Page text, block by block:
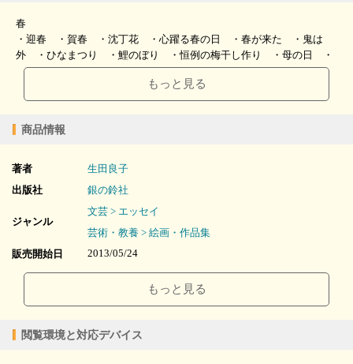
春
・迎春 ・賀春 ・沈丁花 ・心躍る春の日 ・春が来た ・鬼は
外 ・ひなまつり ・鯉のぼり ・恒例の梅干し作り ・母の日 ・
玉ねぎ/ふるさとの香り ・赤かぶ ・にんにくの芽 ・ラディッシ
ュ ・ピーマン/カブ ・やっと芽が出た ・タンポポ ・心はいつも
育ちざかり/お誕生日
夏
わ） ・あじさい（うちわ） ・生甲斐/ホールインワン ・カランカ
ユ） ・暑中見舞い（とうもろこし） ・暑中見舞い（蝉） ・かぶ
とむし ・キウイ ・花火/あさがお ・カボチャ ・パイナップル
・シシトウ/トンボ ・ささやかな出合い ・トウモロコシ/金魚 ・
くまさん ・希望 ・虫かご ・悠人君 ・くり/孫といっしょに ・
宝石（ぶどう） ・あけび ・愛いっぱい（ぶどう） ・月下美
人 ・くり ・すすき/ふるさとの稲木 ・風景（夢をのせて） ・
もっと見る
商品情報
著者
生田良子
出版社
銀の鈴社
ジャンル
文芸 > エッセイ
芸術・教養 > 絵画・作品集
販売開始日
2013/05/24
ファイルサイズ 15.48MB
もっと見る
閲覧環境と対応デバイス